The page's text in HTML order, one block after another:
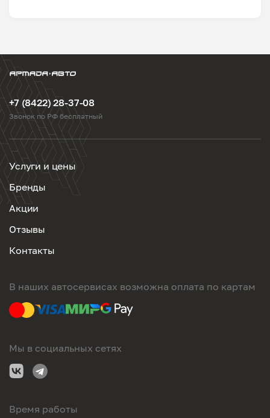
+7 (8422) 28-37-08
Звонок по РФ бесплатный
Услуги и цены
Бренды
Акции
Отзывы
Контакты
В наших автосервисах возможна оплата по картам
Мы в социальных сетях
Время работы